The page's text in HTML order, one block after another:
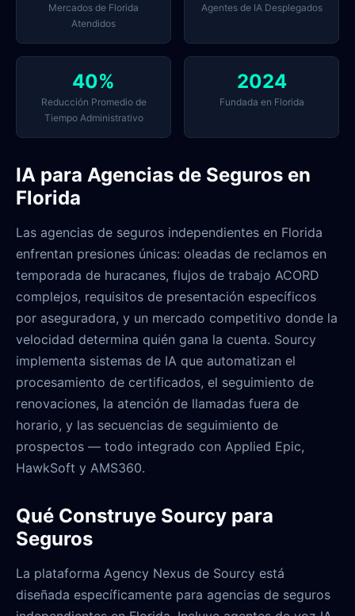
Mercados de Florida
Atendidos
Agentes de IA Desplegados
40%
Reducción Promedio de
Tiempo Administrativo
2024
Fundada en Florida
IA para Agencias de Seguros en
Florida
Las agencias de seguros independientes en Florida
enfrentan presiones únicas: oleadas de reclamos en
temporada de huracanes, flujos de trabajo ACORD
complejos, requisitos de presentación específicos
por aseguradora, y un mercado competitivo donde la
velocidad determina quién gana la cuenta. Sourcy
implementa sistemas de IA que automatizan el
procesamiento de certificados, el seguimiento de
renovaciones, la atención de llamadas fuera de
horario, y las secuencias de seguimiento de
prospectos — todo integrado con Applied Epic,
HawkSoft y AMS360.
Qué Construye Sourcy para
Seguros
La plataforma Agency Nexus de Sourcy está
diseñada específicamente para agencias de seguros